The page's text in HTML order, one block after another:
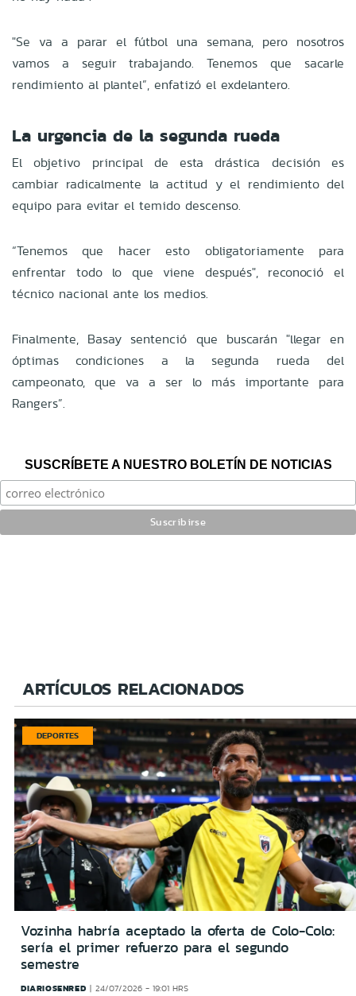
"Se va a parar el fútbol una semana, pero nosotros
vamos a seguir trabajando. Tenemos que sacarle
rendimiento al plantel”, enfatizó el exdelantero.
La urgencia de la segunda rueda
El objetivo principal de esta drástica decisión es
cambiar radicalmente la actitud y el rendimiento del
equipo para evitar el temido descenso.
“Tenemos que hacer esto obligatoriamente para
enfrentar todo lo que viene después", reconoció el
técnico nacional ante los medios.
Finalmente, Basay sentenció que buscarán "llegar en
óptimas condiciones a la segunda rueda del
campeonato, que va a ser lo más importante para
Rangers”.
SUSCRÍBETE A NUESTRO BOLETÍN DE NOTICIAS
ARTÍCULOS RELACIONADOS
DEPORTES
Vozinha habría aceptado la oferta de Colo-Colo:
sería el primer refuerzo para el segundo
semestre
DIARIOSENRED 24/07/2026 - 19:01 HRS